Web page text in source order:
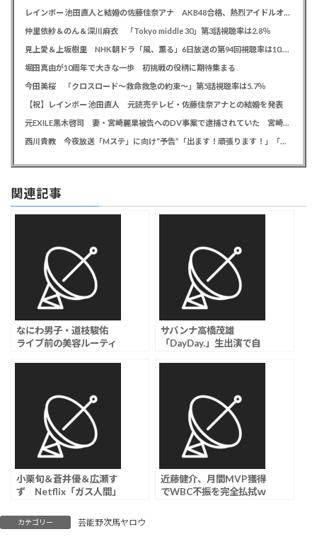
レインボー 池田直人と結婚の佐藤佳奈アナ AKB48合格、熱烈アイドルオタク「さかなちゃん」として人気に、7月末に読売テレビ退社
仲里依紗＆のん＆深川麻衣 「Tokyo middle 30」第3話視聴率は2.8％
見上愛＆上坂樹里 NHK朝ドラ「風、薫る」6日放送の第94回視聴率は10.4％
堀田真由が10周年で大きな一歩 初挑戦の役柄に期待集まる
今田美桜 「クロスロード～救命救急の約束～」第5話視聴率は5.7％
【祝】レインボー 池田直人 元読売テレビ・佐藤佳奈アナとの結婚を発表
元EXILE黒木啓司 妻・宮崎麗果被告へのDV事案で逮捕されていた 宮崎は全身打撲、頭部裂傷及び打撲、頸部損傷の怪我
西川貴教 今夜放送「Mステ」に向け“予告”「出ます！頑張ります！」「恐らくアレも着ます！」
関連記事
なにわ男子・道枝駿佑
ライブ前の美容ルーティ
サバンナ高橋茂雄
「DayDay.」生出演で自
できてる」
小栗旬＆蒼井優＆広瀬す
ず Netflix「ガス人間」
ス人間役で俳優デビュー
近藤健介、月間MVP獲得
でWBC不振を完全払拭ｗ
カテゴリー 芸能野次馬ヤロウ